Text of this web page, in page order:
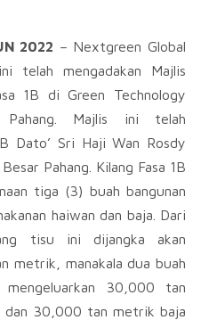
2022 – Nextgreen Global
telah mengadakan Majlis
1B di Green Technology
Majlis ini telah
Dato’ Sri Haji Wan Rosdy
Pahang. Kilang Fasa 1B
tiga (3) buah bangunan
haiwan dan baja. Dari
tisu ini dijangka akan
metrik, manakala dua buah
30,000 tan
dan 30,000 tan metrik baja